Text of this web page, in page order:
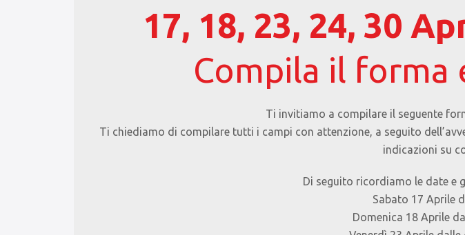
17, 18, 23, 24, 30
Compila il forma
Ti invitiamo a compilare il seguente
Ti chiediamo di compilare tutti i campi con attenzione, a seguito
indicazioni su
Di seguito ricordiamo le date e
Sabato 17 Aprile
Domenica 18 Aprile